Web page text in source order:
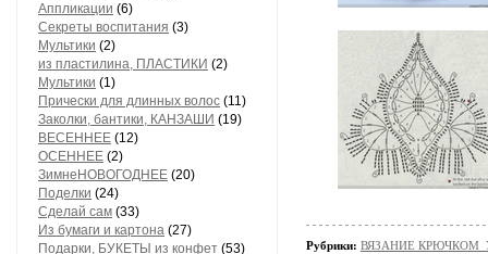
Аппликации (6)
Секреты воспитания (3)
Мультики (2)
из пластилина, ПЛАСТИКИ (2)
Мультики (1)
Прически для длинных волос (11)
Заколки, бантики, КАНЗАШИ (19)
ВЕСЕННЕЕ (12)
ОСЕННЕЕ (2)
ЗимнеНОВОГОДНЕЕ (20)
Поделки (24)
Сделай сам (33)
Из бумаги и картона (27)
Подарки, БУКЕТЫ из конфет (53) Рубрики: ВЯЗАНИЕ